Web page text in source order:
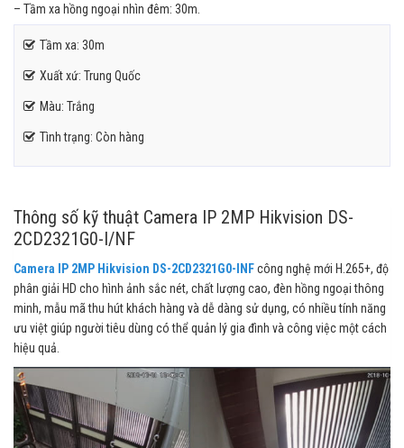
– Tầm xa hồng ngoại nhìn đêm: 30m.
Tầm xa: 30m
Xuất xứ: Trung Quốc
Màu: Trắng
Tình trạng: Còn hàng
Thông số kỹ thuật Camera IP 2MP Hikvision DS-
2CD2321G0-I/NF
Camera IP 2MP Hikvision DS-2CD2321G0-INFcông nghệ mới H.265+, độ
phân giải HD cho hình ảnh sắc nét, chất lượng cao, đèn hồng ngoại thông
minh, mẫu mã thu hút khách hàng và dễ dàng sử dụng, có nhiều tính năng
ưu việt giúp người tiêu dùng có thể quản lý gia đình và công việc một cách
hiệu quả.